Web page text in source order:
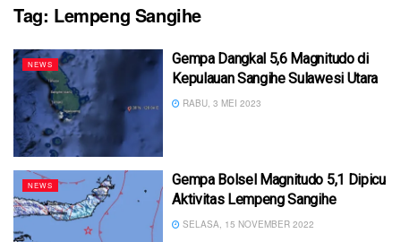
Tag: Lempeng Sangihe
NEWS
Gempa Dangkal 5,6 Magnitudo di
Kepulauan Sangihe Sulawesi Utara
RABU, 3 MEI 2023
NEWS
Gempa Bolsel Magnitudo 5,1 Dipicu
Aktivitas Lempeng Sangihe
SELASA, 15 NOVEMBER 2022